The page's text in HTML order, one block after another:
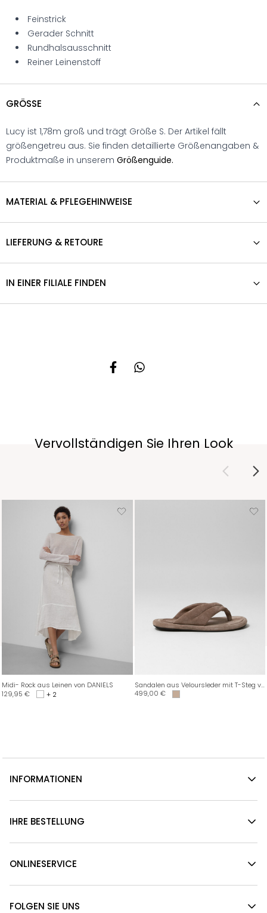
Feinstrick
Gerader Schnitt
Rundhalsausschnitt
Reiner Leinenstoff
GRÖSSE
Lucy ist 1,78m groß und trägt Größe S. Der Artikel fällt
größengetreu aus. Sie finden detaillierte Größenangaben &
Produktmaße in unserem Größenguide.
MATERIAL & PFLEGEHINWEISE
LIEFERUNG & RETOURE
IN EINER FILIALE FINDEN
Vervollständigen Sie Ihren Look
Midi- Rock aus Leinen von DANIELS
129,95 € + 2
Sandalen aus Veloursleder mit T-Steg von OFFICINE CREATIVE
499,00 €
INFORMATIONEN
IHRE BESTELLUNG
ONLINESERVICE
FOLGEN SIE UNS